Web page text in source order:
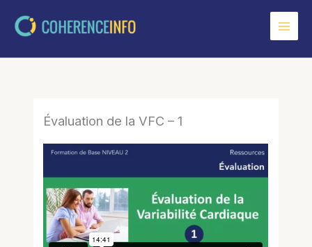
Évaluation de la VFC – 1